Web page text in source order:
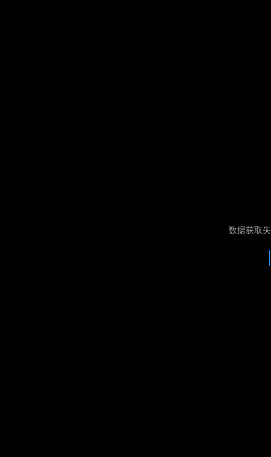
数据获取